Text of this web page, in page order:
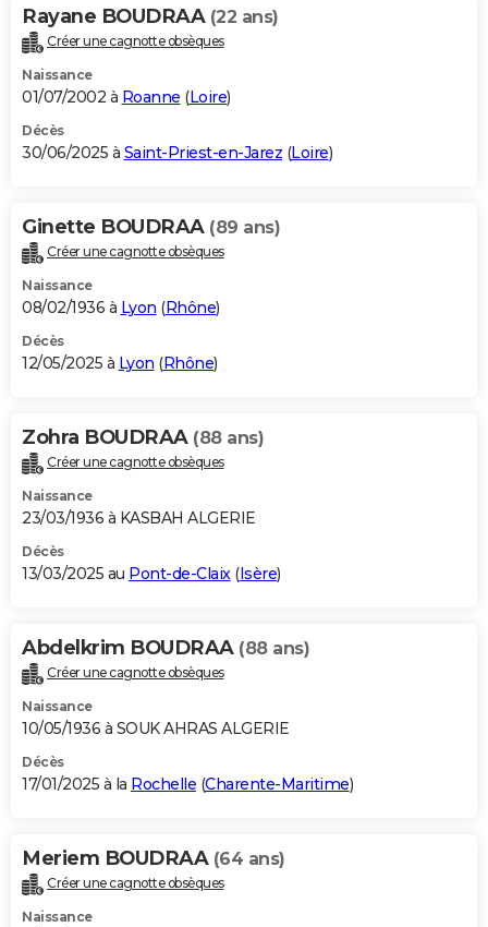
Rayane BOUDRAA (22 ans)
Créer une cagnotte obsèques
Naissance
01/07/2002 à Roanne (Loire)
Décès
30/06/2025 à Saint-Priest-en-Jarez (Loire)
Ginette BOUDRAA (89 ans)
Créer une cagnotte obsèques
Naissance
08/02/1936 à Lyon (Rhône)
Décès
12/05/2025 à Lyon (Rhône)
Zohra BOUDRAA (88 ans)
Créer une cagnotte obsèques
Naissance
23/03/1936 à KASBAH ALGERIE
Décès
13/03/2025 au Pont-de-Claix(Isère)
Abdelkrim BOUDRAA (88 ans)
Créer une cagnotte obsèques
Naissance
10/05/1936 à SOUK AHRAS ALGERIE
Décès
17/01/2025 à la Rochelle (Charente-Maritime)
Meriem BOUDRAA (64 ans)
Créer une cagnotte obsèques
Naissance